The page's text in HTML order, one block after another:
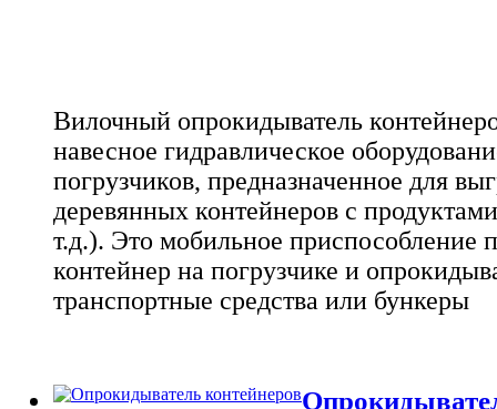
Вилочный опрокидыватель
навесное гидравлическое
погрузчиков, предназначенное для
деревянных контейнеров с
т.д.). Это мобильное приспособление
контейнер на погрузчике и
транспортные средства или бункеры